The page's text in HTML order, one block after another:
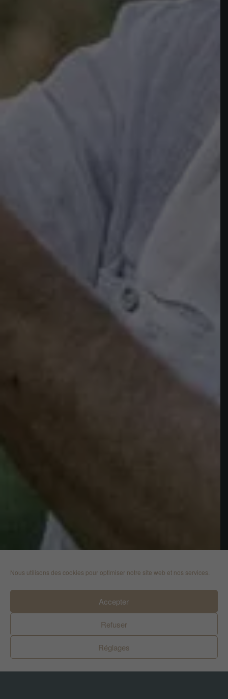
Nous utilisons des cookies pour optimiser notre site web et nos services.
Accepter
Refuser
Réglages